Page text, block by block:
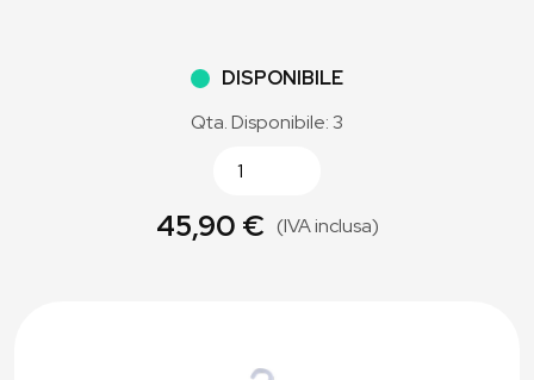
DISPONIBILE
Qta. Disponibile: 3
45,90 € (IVA inclusa)